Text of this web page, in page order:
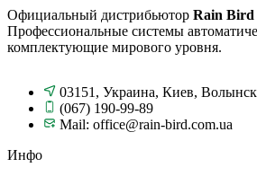
Официальный дистрибьютор Rain Bird
Профессиональные системы
комплектующие мирового уровня.
03151, Украина, Киев,
(067) 190-99-89
Mail: office@rain-bird.com.ua
Инфо